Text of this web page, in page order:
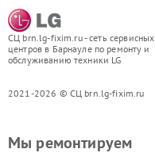
СЦ brn.lg-fixim.ru - сеть сервисных
центров в Барнауле по ремонту и
обслуживанию техники LG
2021-2026 © СЦ brn.lg-fixim.ru
Мы ремонтируем